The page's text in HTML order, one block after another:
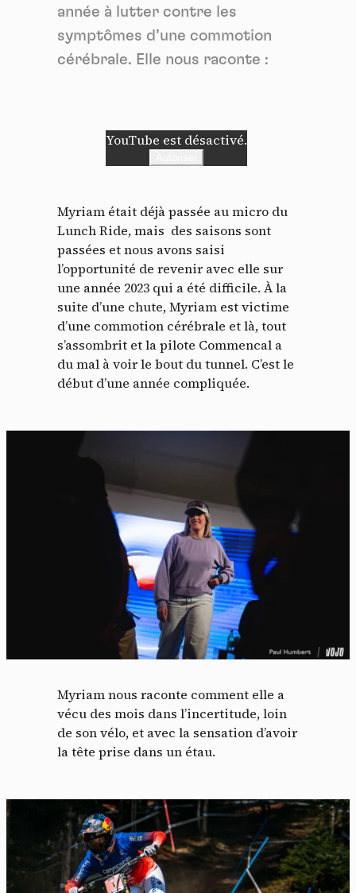
année à lutter contre les
symptômes d’une commotion
cérébrale. Elle nous raconte :
YouTube est désactivé.
Myriam était déjà passée au micro du
Lunch Ride, mais des saisons sont
passées et nous avons saisi
l’opportunité de revenir avec elle sur
une année 2023 qui a été difficile. À la
suite d’une chute, Myriam est victime
d’une commotion cérébrale et là, tout
s’assombrit et la pilote Commencal a
du mal à voir le bout du tunnel. C’est le
début d’une année compliquée.
Myriam nous raconte comment elle a
vécu des mois dans l’incertitude, loin
de son vélo, et avec la sensation d’avoir
la tête prise dans un étau.